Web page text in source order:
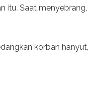
itu. Saat menyebrang,
korban